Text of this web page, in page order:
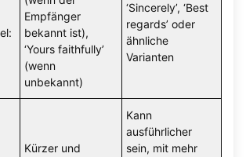
Empfänger
bekannt ist),
‘Yours faithfully’
(wenn
unbekannt)
‘Sincerely’, ‘Best
regards’ oder
ähnliche
Varianten
Kürzer und
Kann
ausführlicher
sein, mit mehr